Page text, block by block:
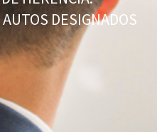
DESIGNADOS